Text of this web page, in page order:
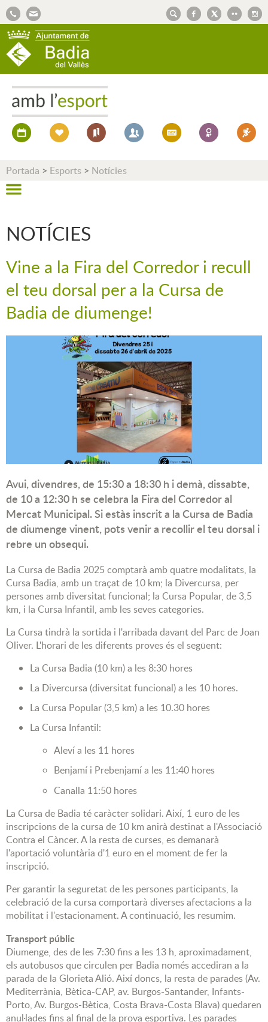
Portada > Esports > Notícies
NOTÍCIES
Vine a la Fira del Corredor i recull
el teu dorsal per a la Cursa de
Badia de diumenge!
Avui, divendres, de 15:30 a 18:30 h i demà, dissabte,
de 10 a 12:30 h se celebra la Fira del Corredor al
Mercat Municipal. Si estàs inscrit a la Cursa de Badia
de diumenge vinent, pots venir a recollir el teu dorsal i
rebre un obsequi.
La Cursa de Badia 2025 comptarà amb quatre modalitats, la
Cursa Badia, amb un traçat de 10 km; la Divercursa, per
persones amb diversitat funcional; la Cursa Popular, de 3,5
km, i la Cursa Infantil, amb les seves categories.
La Cursa tindrà la sortida i l'arribada davant del Parc de Joan
Oliver. L'horari de les diferents proves és el següent:
La Cursa Badia (10 km) a les 8:30 hores
La Divercursa (diversitat funcional) a les 10 hores.
La Cursa Popular (3,5 km) a les 10.30 hores
La Cursa Infantil:
Aleví a les 11 hores
Benjamí i Prebenjamí a les 11:40 hores
Canalla 11:50 hores
La Cursa de Badia té caràcter solidari. Així, 1 euro de les
inscripcions de la cursa de 10 km anirà destinat a l'Associació
Contra el Càncer. A la resta de curses, es demanarà
l'aportació voluntària d'1 euro en el moment de fer la
inscripció.
Per garantir la seguretat de les persones participants, la
celebració de la cursa comportarà diverses afectacions a la
mobilitat i l'estacionament. A continuació, les resumim.
Transport públic
Diumenge, des de les 7:30 fins a les 13 h, aproximadament,
els autobusos que circulen per Badia només accediran a la
parada de la Glorieta Alió. Així doncs, la resta de parades (Av.
Mediterrània, Bètica-CAP, av. Burgos-Santander, Infants-
Porto, Av. Burgos-Bètica, Costa Brava-Costa Blava) quedaren
anul·lades fins al final de la prova esportiva. Les parades